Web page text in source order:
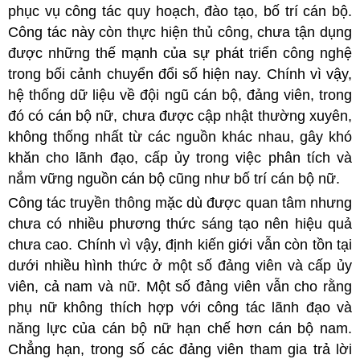
phục vụ công tác quy hoạch, đào tạo, bố trí cán bộ.
Công tác này còn thực hiện thủ công, chưa tận dụng
được những thế mạnh của sự phát triển công nghệ
trong bối cảnh chuyển đổi số hiện nay. Chính vì vậy,
hệ thống dữ liệu về đội ngũ cán bộ, đảng viên, trong
đó có cán bộ nữ, chưa được cập nhật thường xuyên,
không thống nhất từ các nguồn khác nhau, gây khó
khăn cho lãnh đạo, cấp ủy trong việc phân tích và
nắm vững nguồn cán bộ cũng như bố trí cán bộ nữ.
Công tác truyền thông mặc dù được quan tâm nhưng
chưa có nhiều phương thức sáng tạo nên hiệu quả
chưa cao. Chính vì vậy, định kiến giới vẫn còn tồn tại
dưới nhiều hình thức ở một số đảng viên và cấp ủy
viên, cả nam và nữ. Một số đảng viên vẫn cho rằng
phụ nữ không thích hợp với công tác lãnh đạo và
năng lực của cán bộ nữ hạn chế hơn cán bộ nam.
Chẳng hạn, trong số các đảng viên tham gia trả lời